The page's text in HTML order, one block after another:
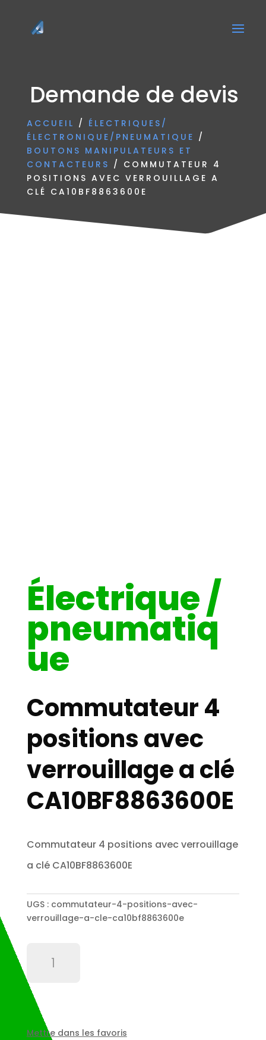
Demande de devis
ACCUEIL / ÉLECTRIQUES/
ÉLECTRONIQUE/PNEUMATIQUE /
BOUTONS MANIPULATEURS ET
CONTACTEURS / COMMUTATEUR 4
POSITIONS AVEC VERROUILLAGE A
CLÉ CA10BF8863600E
Électrique /
pneumatiq
ue
Commutateur 4
positions avec
verrouillage a clé
CA10BF8863600E
Commutateur 4 positions avec verrouillage
a clé CA10BF8863600E
UGS : commutateur-4-positions-avec-
verrouillage-a-cle-ca10bf8863600e
Commutateur
4
positions
avec
verrouillage
Mettre dans les favoris